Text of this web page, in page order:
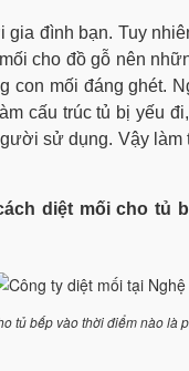
gia đình bạn. Tuy
cho đồ gỗ nên
con mối đáng ghét.
cấu trúc tủ bị yếu
sử dụng. Vậy làm
diệt mối cho tủ
tủ bếp vào thời điểm nào là